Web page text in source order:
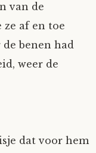
van de
ze af en toe
benen had
weer de
dat voor hem